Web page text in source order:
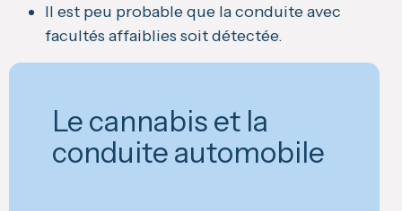
Il est peu probable que la conduite avec
facultés affaiblies soit détectée.
Le cannabis et la
conduite automobile